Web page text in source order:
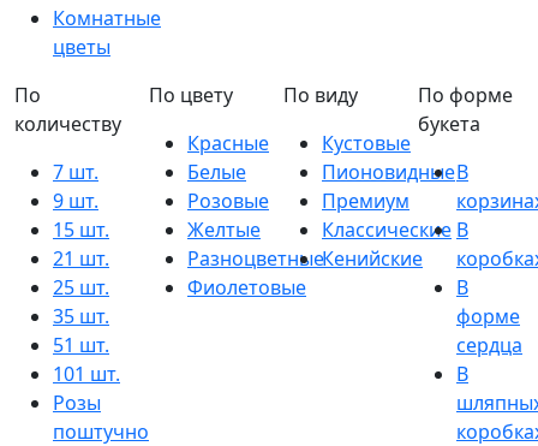
Комнатные
цветы
По
количеству
7 шт.
9 шт.
15 шт.
21 шт.
25 шт.
35 шт.
51 шт.
101 шт.
Розы
поштучно
По цвету
Красные
Белые
Розовые
Желтые
Разноцветные
Фиолетовые
По виду
Кустовые
Пионовидные
Премиум
Классические
Кенийские
По форме
букета
В
В
В
форме
сердца
В